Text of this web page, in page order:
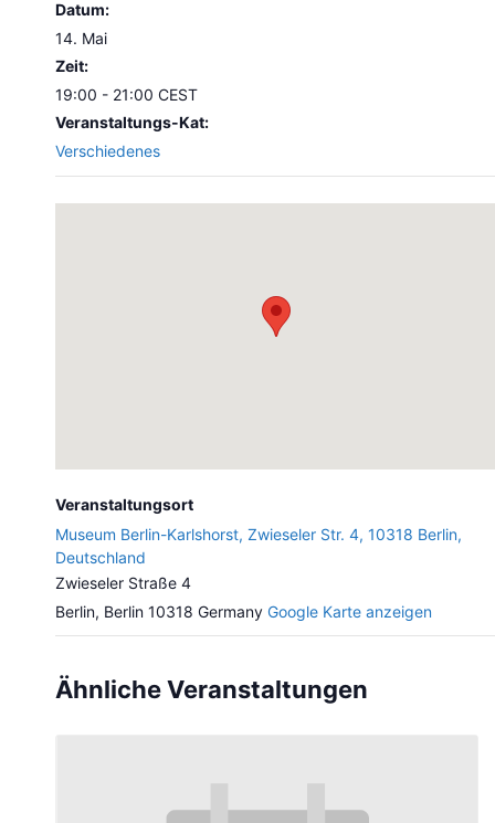
Datum:
14. Mai
Zeit:
19:00 - 21:00 CEST
Veranstaltungs-Kat:
Verschiedenes
Veranstaltungsort
Museum Berlin-Karlshorst, Zwieseler Str. 4, 10318 Berlin,
Deutschland
Zwieseler Straße 4
Berlin, Berlin 10318 Germany Google Karte anzeigen
Ähnliche Veranstaltungen